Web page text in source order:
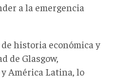
a la emergencia
historia económica y
de Glasgow,
América Latina, lo